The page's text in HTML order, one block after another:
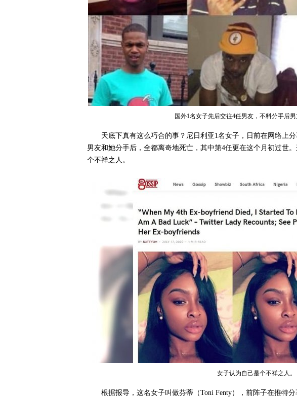
国外1名女子先后交往4任男友，不料分手后男
天底下真有这么巧合的事？尼日利亚1名女子，日前在网络上
男友和她分手后，全都离奇地死亡，其中第4任更在这个月初过世
个不祥之人。
女子认为自己是个不祥之人。
根据报导，这名女子叫做芬蒂（Toni Fenty），前阵子在推特